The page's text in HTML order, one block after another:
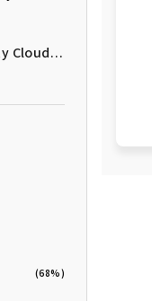
Pánské silniční běžecké boty Cloudflow 5
(68%)